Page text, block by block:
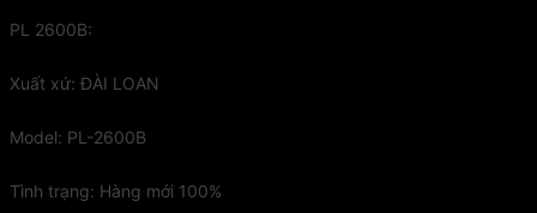
PL 2600B:
Xuất xứ: ĐÀI LOAN
Model: PL-2600B
Tình trạng: Hàng mới 100%